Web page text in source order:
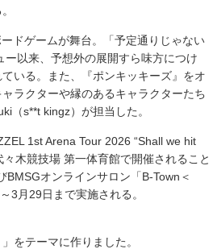
ドゲームが舞台。「予定通りじゃない
以来、予想外の展開すら味方につけ
いる。また、『ポンキッキーズ』をオ
ラクターや縁のあるキャラクターたち
（s**t kingz）が担当した。
1st Arena Tour 2026 “Shall we hit
木競技場 第一体育館で開催されること
オンラインサロン「B-Town＜
3月29日まで実施される。
をテーマに作りました。